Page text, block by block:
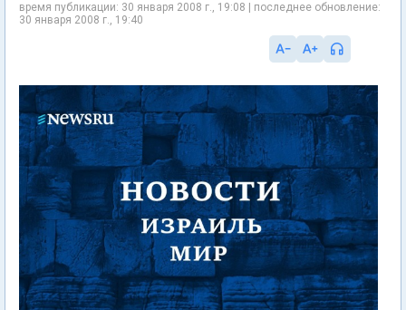
время публикации: 30 января 2008 г., 19:08 | последнее обновление:
30 января 2008 г., 19:40